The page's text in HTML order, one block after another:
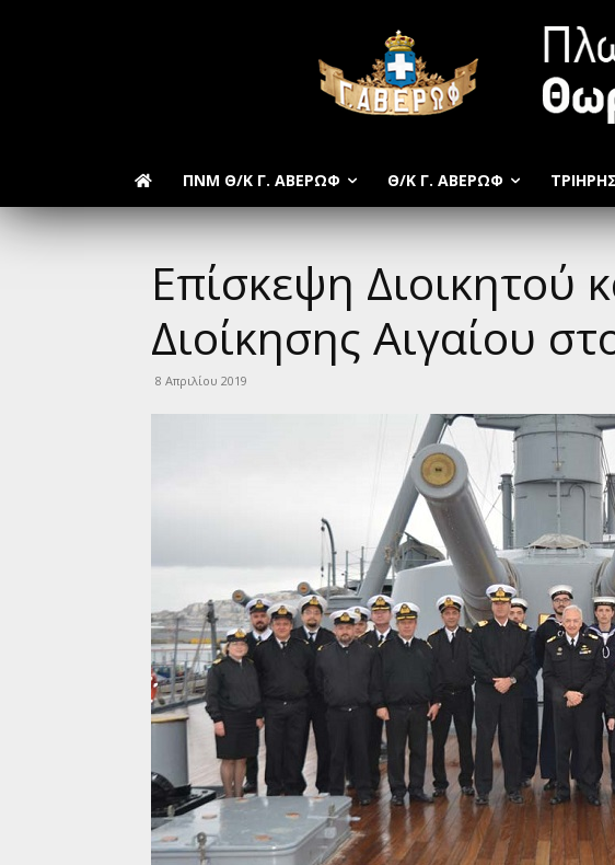
ΠΝΜ Θ/Κ Γ. ΑΒΕΡΩΦ Θ/Κ Γ. ΑΒΕΡΩΦ
Επίσκεψη Διοικητού
Διοίκησης Αιγαίου
8 Απριλίου 2019